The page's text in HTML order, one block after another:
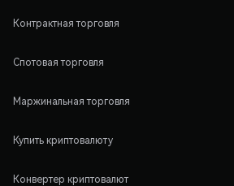
Контрактная торговля
Спотовая торговля
Маржинальная торговля
Купить криптовалюту
Конвертер криптовалют